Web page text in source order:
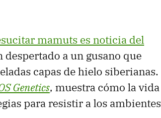
mamuts es noticia del
a un gusano que
capas de hielo siberianas.
Genetics, muestra cómo la vida
para resistir a los ambientes